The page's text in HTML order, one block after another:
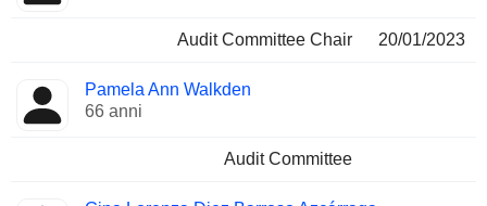
Audit Committee Chair 20/01/2023
Pamela Ann Walkden
66 anni
Audit Committee